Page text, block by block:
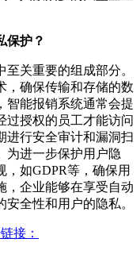
保护？
关重要的组成部分。
，确保传输和存储的数
智能报销系统通常会提
过授权的员工才能访问
进行安全审计和漏洞扫
为进一步保护用户隐
如GDPR等，确保用
，企业能够在享受自动
全性和用户的隐私。
接：